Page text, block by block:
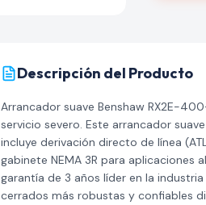
Descripción del Producto
Arrancador suave Benshaw RX2E-
servicio severo. Este arrancador
incluye derivación directo de línea
gabinete NEMA 3R para aplicaciones
garantía de 3 años líder en la
cerrados más robustas y confiables